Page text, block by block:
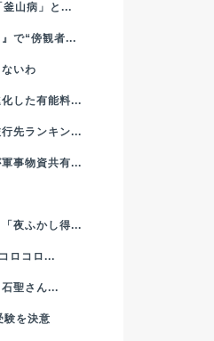
釜山病」と...
』で“傍観者...
いわ
した有能料...
行先ランキン...
軍事物資共有...
夜ふかし得...
ロコロ...
聖さん...
験を決意